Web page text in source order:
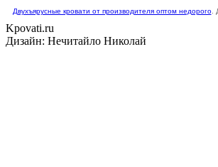
Двухъярусные кровати от производителя оптом недорого.
Kpovati.ru
Дизайн: Нечитайло Николай